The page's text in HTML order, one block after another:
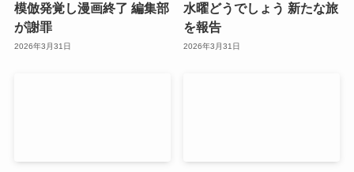
模倣発覚し漫画終了 編集部
が謝罪
2026年3月31日
水曜どうでしょう 新たな旅
を報告
2026年3月31日